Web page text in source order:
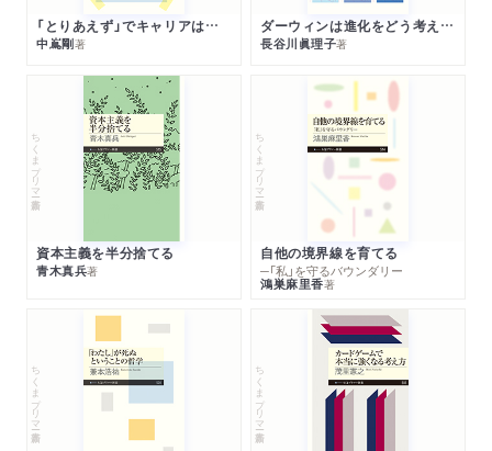
「とりあえず」でキャリアは決まる
中嶌剛著
ダーウィンは進化をどう考えたのか
長谷川眞理子著
ちくまプリマー新書
資本主義を半分捨てる
青木真兵著
ちくまプリマー新書
自他の境界線を育てる
─「私」を守るバウンダリー
鴻巣麻里香著
ちくまプリマー新書 ちくまプリマー新書